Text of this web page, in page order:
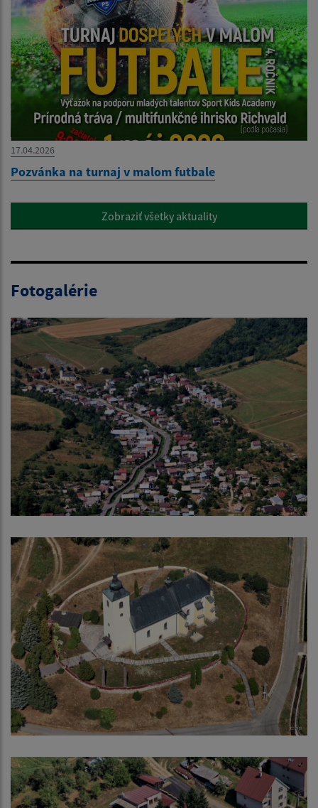
17.04.2026
Pozvánka na turnaj v malom futbale
Zobraziť všetky aktuality
Fotogalérie